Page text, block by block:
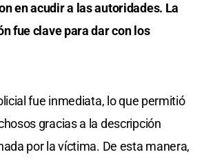
en acudir a las autoridades. La
fue clave para dar con los
fue inmediata, lo que permitió
gracias a la descripción
por la víctima. De esta manera,